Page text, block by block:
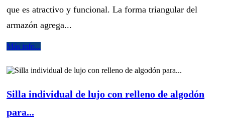
que es atractivo y funcional. La forma triangular del
armazón agrega...
Más info...
Silla individual de lujo con relleno de algodón
para...